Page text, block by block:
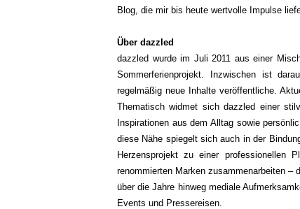
Blog, die mir bis heute wertvolle Impulse
Über dazzled
dazzled wurde im Juli 2011 aus einer
Sommerferienprojekt. Inzwischen ist
regelmäßig neue Inhalte veröffentliche.
Thematisch widmet sich dazzled einer
Inspirationen aus dem Alltag sowie
diese Nähe spiegelt sich auch in der
Herzensprojekt zu einer professionellen
renommierten Marken zusammenarbeiten –
über die Jahre hinweg mediale
Events und Pressereisen.